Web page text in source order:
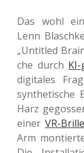
Das wohl
Lenn
„Untit­led
che durch
digi­ta­les
syn­the­ti­sche
Harz
einer VR-Brille
Arm